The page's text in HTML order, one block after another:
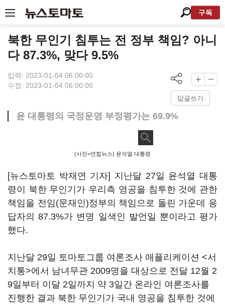
구독
북한 무인기 침투는 전 정부 책임? 아니
다 87.3%, 맞다 9.5%
입력: 2023-01-04 06:00:00
수정: 2023-01-04 06:00:00
답글쓰기
윤 대통령의 국정운영 부정평가는 69.9%
(사진=연합뉴스) 윤석열 대통령
[뉴스토마토 박재연 기자] 지난달 27일 윤석열 대통
령이 북한 무인기가 우리측 영공을 침투한 것에 관한
책임을 전임(문재인)정부의 책임으로 돌린 가운데 응
답자의 87.3%가 변명 일색인 발언일 뿐이라고 평가
했다.
지난달 29일 토마토그룹 여론조사 애플리케이션 <서
치통>에서 남녀무관 2009명을 대상으로 전달 12월 2
9일부터 이달 2일까지 약 3일간 온라인 여론조사를
진행한 결과 북한 무인기가 국내 영공을 침투한 것에